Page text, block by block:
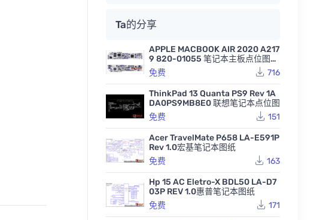
Ta的分享
APPLE MACBOOK AIR 2020 A217
9 820-01055 笔记本主板点位图B
VR
免费 716
ThinkPad 13 Quanta PS9 Rev 1A
DA0PS9MB8E0 联想笔记本点位图
免费
151
Acer TravelMate P658 LA-E591P
Rev 1.0宏基笔记本图纸
免费
163
Hp 15 AC Eletro-X BDL50 LA-D7
03P REV 1.0惠普笔记本图纸
免费
171